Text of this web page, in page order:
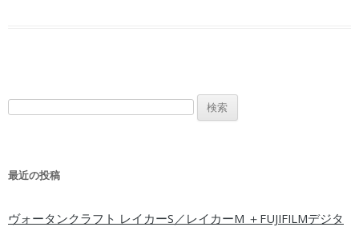
検索:
最近の投稿
ヴォータンクラフト レイカーS／レイカーM ＋FUJIFILMデジタ